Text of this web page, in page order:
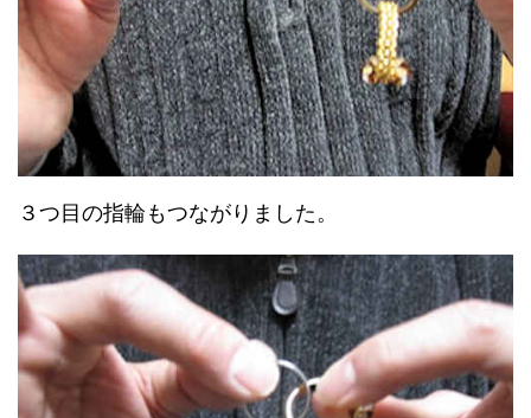
３つ目の指輪もつながりました。